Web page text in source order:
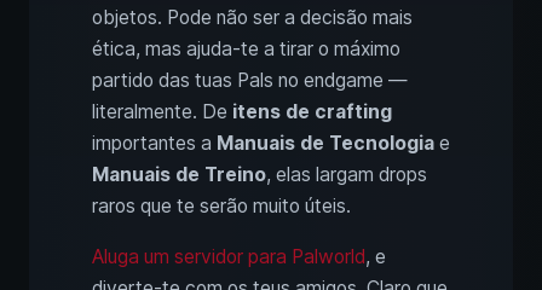
objetos. Pode não ser a decisão mais
ética, mas ajuda-te a tirar o máximo
partido das tuas Pals no endgame —
literalmente. De itens de crafting
importantes a Manuais de Tecnologia e
Manuais de Treino, elas largam drops
raros que te serão muito úteis.
Aluga um servidor para Palworld, e